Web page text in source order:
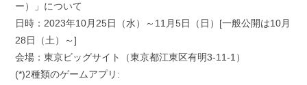
ー）」について
日時：2023年10月25日（水）～11月5日（日）[一般公開は10月
28日（土）～]
会場：東京ビッグサイト（東京都江東区有明3-11-1）
(*)2種類のゲームアプリ: